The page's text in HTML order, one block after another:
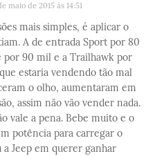
maio de 2015 às 14:51
mais simples, é aplicar o
A de entrada Sport por 80
por 90 mil e a Trailhawk por
estaria vendendo tão mal
o olho, aumentaram em
assim não vão vender nada.
vale a pena. Bebe muito e o
potência para carregar o
a Jeep em querer ganhar